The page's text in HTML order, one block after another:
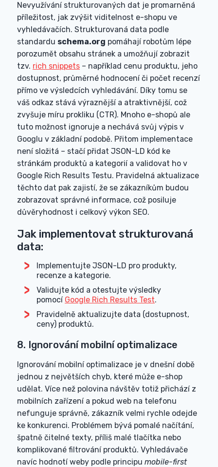
Nevyužívání strukturovaných dat je promarněná
příležitost, jak zvýšit viditelnost e-shopu ve
vyhledávačích. Strukturovaná data podle
standardu schema.org pomáhají robotům lépe
porozumět obsahu stránek a umožňují zobrazit
tzv. rich snippets – například cenu produktu, jeho
dostupnost, průměrné hodnocení či počet recenzí
přímo ve výsledcích vyhledávání. Díky tomu se
váš odkaz stává výraznější a atraktivnější, což
zvyšuje míru prokliku (CTR). Mnoho e-shopů ale
tuto možnost ignoruje a nechává svůj výpis v
Googlu v základní podobě. Přitom implementace
není složitá – stačí přidat JSON-LD kód ke
stránkám produktů a kategorií a validovat ho v
Google Rich Results Testu. Pravidelná aktualizace
těchto dat pak zajistí, že se zákazníkům budou
zobrazovat správné informace, což posiluje
důvěryhodnost i celkový výkon SEO.
Jak implementovat strukturovaná
data:
Implementujte JSON-LD pro produkty,
recenze a kategorie.
Validujte kód a otestujte výsledky
pomocí Google Rich Results Test.
Pravidelně aktualizujte data (dostupnost,
ceny) produktů.
8. Ignorování mobilní optimalizace
Ignorování mobilní optimalizace je v dnešní době
jednou z největších chyb, které může e-shop
udělat. Více než polovina návštěv totiž přichází z
mobilních zařízení a pokud web na telefonu
nefunguje správně, zákazník velmi rychle odejde
ke konkurenci. Problémem bývá pomalé načítání,
špatně čitelné texty, příliš malé tlačítka nebo
komplikované filtrování produktů. Vyhledávače
navíc hodnotí weby podle principu mobile-first